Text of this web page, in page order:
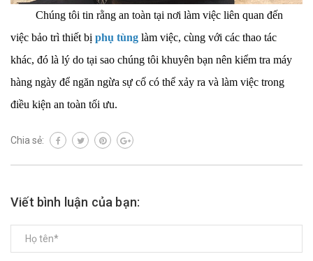
Chúng tôi tin rằng an toàn tại nơi làm việc liên quan đến
việc bảo trì thiết bị phụ tùng làm việc, cùng với các thao tác
khác, đó là lý do tại sao chúng tôi khuyên bạn nên kiểm tra máy
hàng ngày để ngăn ngừa sự cố có thể xảy ra và làm việc trong
điều kiện an toàn tối ưu.
Chia sẻ:
Viết bình luận của bạn: